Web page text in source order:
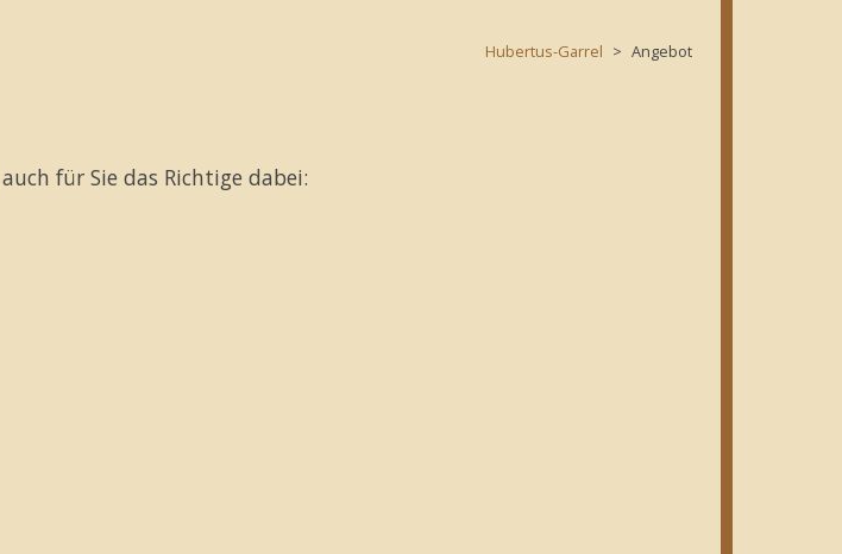
Hubertus-Garrel Angebot
für Sie das Richtige dabei: